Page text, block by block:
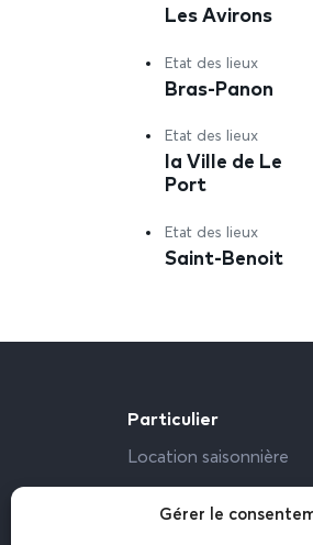
Gérer le
Les Avirons
Etat des lieux
Bras-Panon
Etat des lieux
la Ville de Le
Port
Etat des lieux
Saint-Benoit
Particulier
Location saisonnière